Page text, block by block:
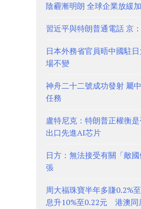
陰霾漸明朗 全球企業放緩
習近平與特朗普通電話 京
日本外務省官員晤中國駐
場不變
神舟二十二號成功發射 屬
任務
盧特尼克：特朗普正權衡
出口先進AI芯片
日方：無法接受有關「敵
張
周大福珠寶半年多賺0.2%
息升10%至0.22元 港澳同